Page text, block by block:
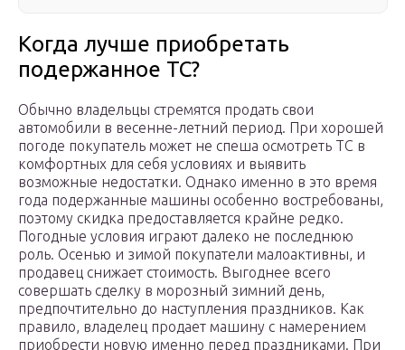
Когда лучше приобретать
подержанное ТС?
Обычно владельцы стремятся продать свои
автомобили в весенне-летний период. При хорошей
погоде покупатель может не спеша осмотреть ТС в
комфортных для себя условиях и выявить
возможные недостатки. Однако именно в это время
года подержанные машины особенно востребованы,
поэтому скидка предоставляется крайне редко.
Погодные условия играют далеко не последнюю
роль. Осенью и зимой покупатели малоактивны, и
продавец снижает стоимость. Выгоднее всего
совершать сделку в морозный зимний день,
предпочтительно до наступления праздников. Как
правило, владелец продает машину с намерением
приобрести новую именно перед праздниками. При